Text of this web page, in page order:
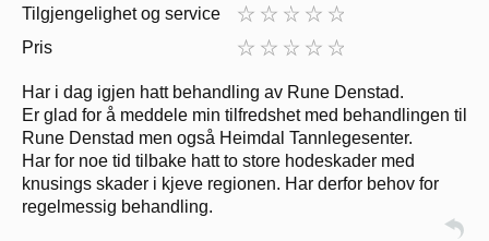
Tilgjengelighet og service
Pris
Har i dag igjen hatt behandling av Rune Denstad.
Er glad for å meddele min tilfredshet med behandlingen til
Rune Denstad men også Heimdal Tannlegesenter.
Har for noe tid tilbake hatt to store hodeskader med
knusings skader i kjeve regionen. Har derfor behov for
regelmessig behandling.